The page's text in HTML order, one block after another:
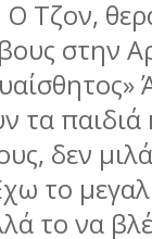
Ο Τζον,
στην
τα παιδιά
δεν
το
το να